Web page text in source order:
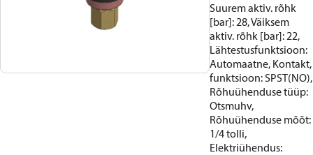
Suurem aktiv. rõhk
[bar]: 28, Väiksem
aktiv. rõhk [bar]: 22,
Lähtestusfunktsioon:
Automaatne, Kontakt,
funktsioon: SPST(NO),
Rõhuühenduse tüüp:
Otsmuhv,
Rõhuühenduse mõõt:
1/4 tolli,
Elektriühendus: